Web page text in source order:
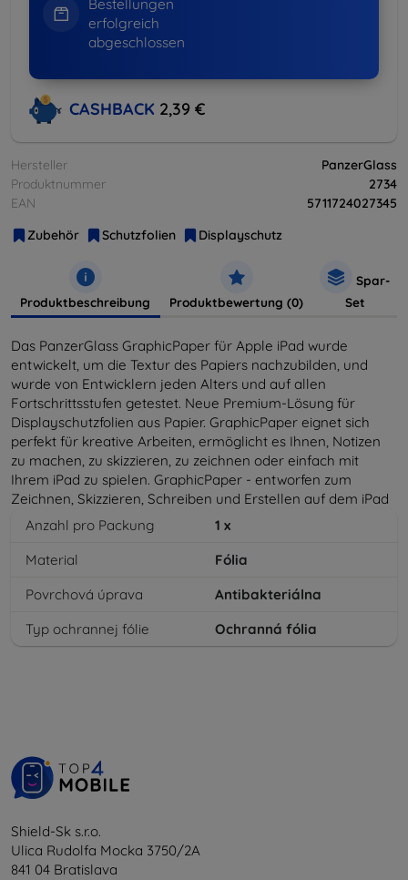
Bestellungen
erfolgreich
abgeschlossen
CASHBACK 2,39 €
Hersteller
PanzerGlass
Produktnummer
2734
EAN
5711724027345
Zubehör
Schutzfolien Displayschutz
Produktbeschreibung Produktbewertung (0)
Spar-
Set
Das PanzerGlass GraphicPaper für Apple iPad wurde
entwickelt, um die Textur des Papiers nachzubilden, und
wurde von Entwicklern jeden Alters und auf allen
Fortschrittsstufen getestet. Neue Premium-Lösung für
Displayschutzfolien aus Papier. GraphicPaper eignet sich
perfekt für kreative Arbeiten, ermöglicht es Ihnen, Notizen
zu machen, zu skizzieren, zu zeichnen oder einfach mit
Ihrem iPad zu spielen. GraphicPaper - entworfen zum
Zeichnen, Skizzieren, Schreiben und Erstellen auf dem iPad
Anzahl pro Packung
1 x
Material
Fólia
Povrchová úprava
Antibakteriálna
Typ ochrannej fólie
Ochranná fólia
Shield-Sk s.r.o.
Ulica Rudolfa Mocka 3750/2A
841 04 Bratislava